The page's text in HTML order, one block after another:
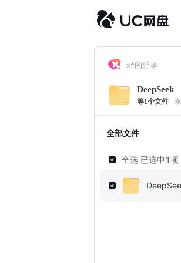
x*的分享
DeepSeek
等1个文件
全部文件
全选 已选中 1项